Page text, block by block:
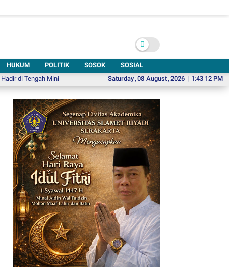
HUKUM POLITIK SOSOK
SOSIAL
Saturday,08 August,2026 | 1:43 14 PM
Minimnya Fasilitas Kesehatan Kawasan Jeruk Sawit Hadiri Emparty